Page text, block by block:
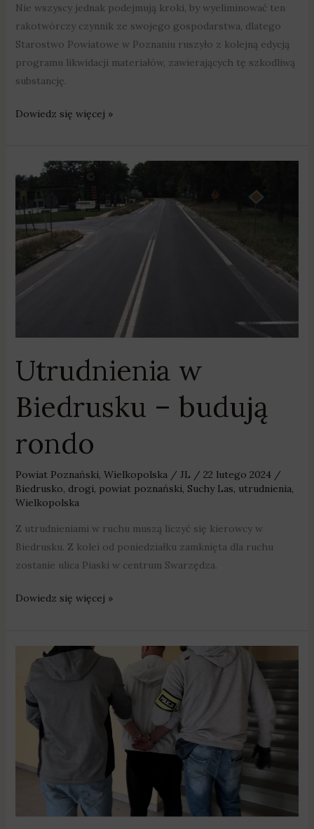
Nie wszyscy jednak podejmują kroki, by wyeliminować ten
rakotwórczy czynnik ze swojego gospodarstwa, dlatego
Starostwo Powiatowe w Poznaniu ruszyło z kolejną edycją
programu likwidacji materiałów, zawierających tę szkodliwą
substancję.
Dowiedz się więcej »
Utrudnienia w
Biedrusku – budują
rondo
Powiat Poznański, Wielkopolska/ JL / 22 lutego 2024 /
Biedrusko, drogi, powiat poznański, Suchy Las, utrudnienia,
Wielkopolska
Z utrudnieniami w ruchu muszą liczyć się kierowcy w
Biedrusku. Z kolei od poniedziałku zamknięta dla ruchu
zostanie ulica Piaski w centrum Swarzędza.
Utrudnienia
Biedrusku
–
budują
rondo
Dowiedz się więcej »
liczne
włamania
i
kradzieże.
Poszukiwani
właściciele